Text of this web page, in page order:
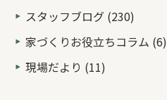
スタッフブログ (230)
家づくりお役立ちコラム (6)
現場だより (11)